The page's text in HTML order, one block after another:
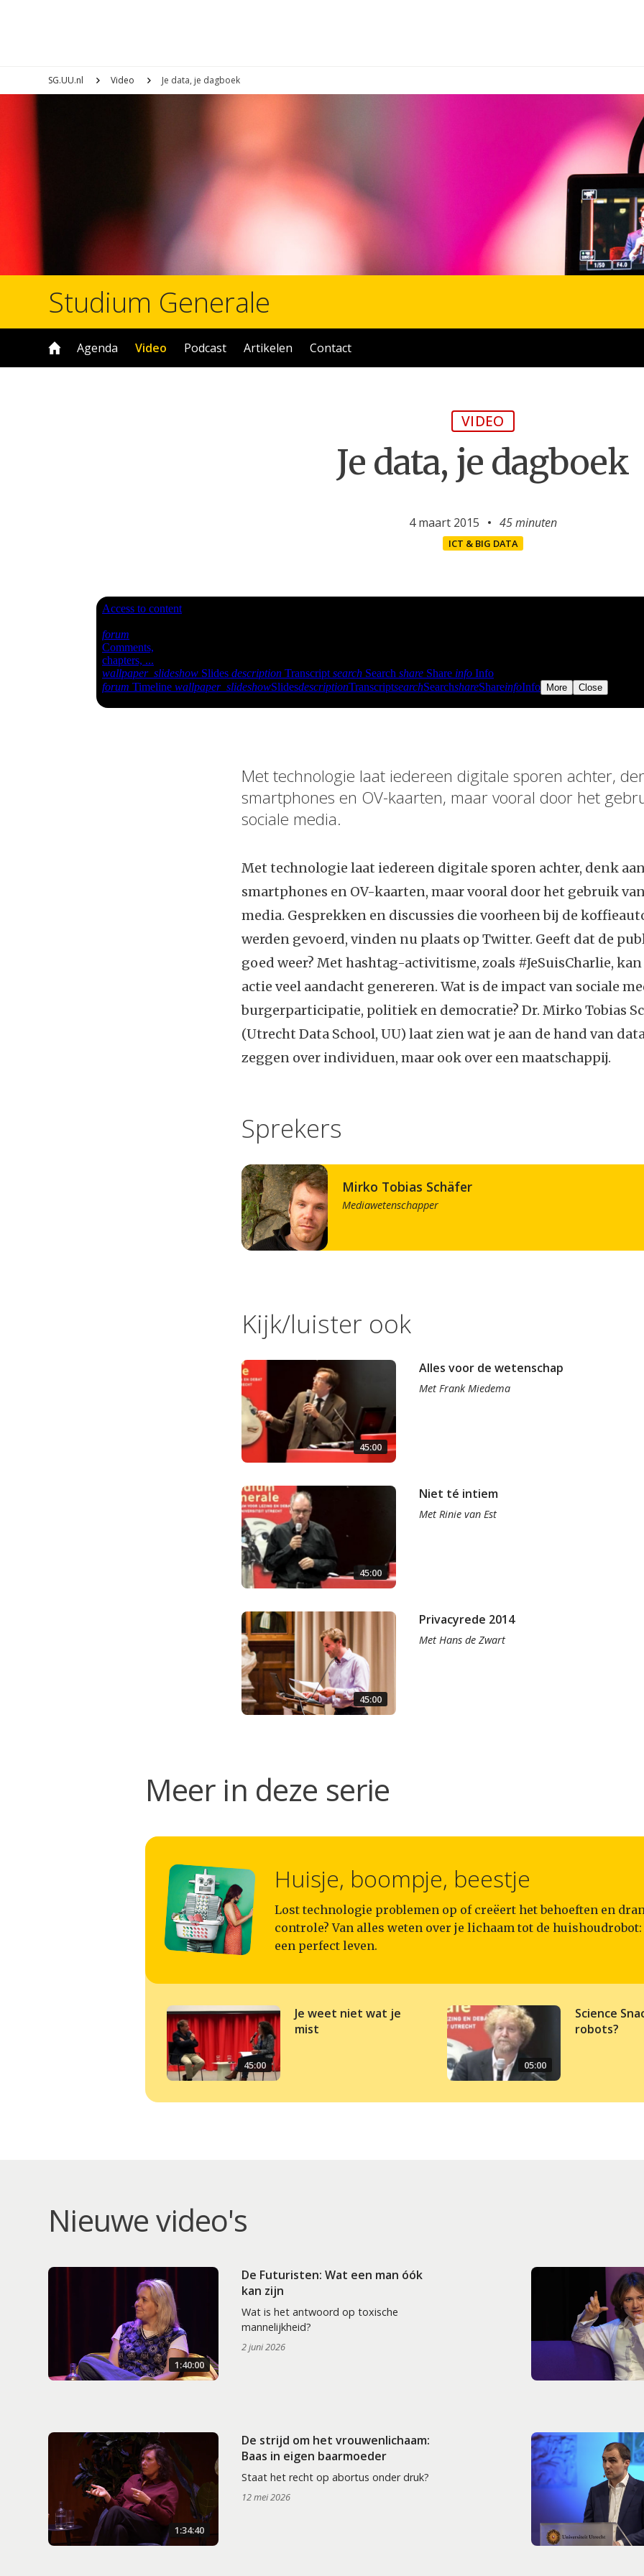
SG.UU.nl Video Je data, je dagboek
Studium Generale
Agenda Video Podcast Artikelen Contact
VIDEO
Je data, je dagboek
4 maart 2015 45 minuten
ICT & BIG DATA
Met technologie laat iedereen digitale sporen achter,
smartphones en OV-kaarten, maar vooral door het
sociale media.
Met technologie laat iedereen digitale sporen achter, denk
smartphones en OV-kaarten, maar vooral door het gebruik
media. Gesprekken en discussies die voorheen bij de
werden gevoerd, vinden nu plaats op Twitter. Geeft dat de
goed weer? Met hashtag-activitisme, zoals #JeSuisCharlie,
actie veel aandacht genereren. Wat is de impact van sociale
burgerparticipatie, politiek en democratie? Dr. Mirko Tobias
(Utrecht Data School, UU) laat zien wat je aan de hand van
zeggen over individuen, maar ook over een maatschappij.
Sprekers
Mirko Tobias Schäfer
Mediawetenschapper
Kijk/luister ook
45:00
Alles voor de wetenschap
Met Frank Miedema
45:00
Niet té intiem
Met Rinie van Est
45:00
Privacyrede 2014
Met Hans de Zwart
Meer in deze serie
Huisje, boompje, beestje
Lost technologie problemen op of creëert het behoeften en
controle? Van alles weten over je lichaam tot de
een perfect leven.
45:00
Je weet niet wat je
mist
05:00
Science
robots?
Nieuwe video's
1:40:00
De Futuristen: Wat een man óók
kan zijn
Wat is het antwoord op toxische
mannelijkheid?
2 juni 2026
1:34:40
De strijd om het vrouwenlichaam:
Baas in eigen baarmoeder
Staat het recht op abortus onder druk?
12 mei 2026